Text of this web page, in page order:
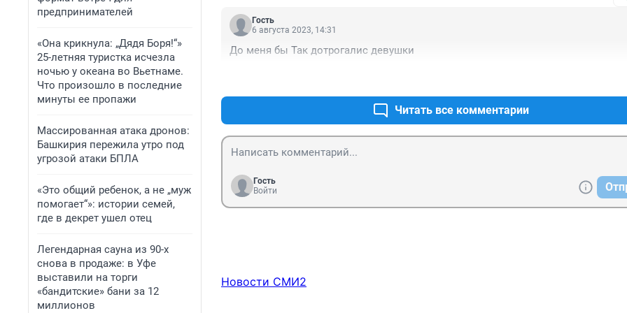
предпринимателей
«Она крикнула: „Дядя Боря!“»
25-летняя туристка исчезла
ночью у океана во Вьетнаме.
Что произошло в последние
минуты ее пропажи
Массированная атака дронов:
Башкирия пережила утро под
угрозой атаки БПЛА
«Это общий ребенок, а не „муж
помогает“»: истории семей,
где в декрет ушел отец
Легендарная сауна из 90-х
снова в продаже: в Уфе
выставили на торги
«бандитские» бани за 12
миллионов
Гость
6 августа 2023, 14:31
До меня бы Так дотрогалис девушки
Читать все комментарии
Гость
Войти
Новости СМИ2